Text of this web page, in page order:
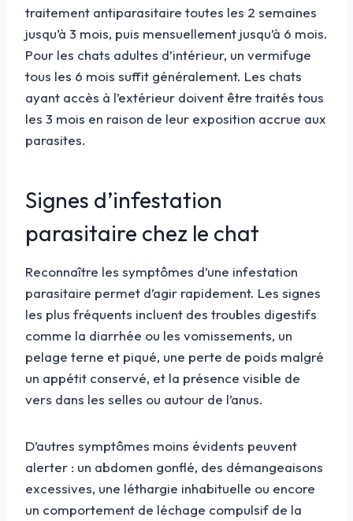
traitement antiparasitaire toutes les 2 semaines
jusqu’à 3 mois, puis mensuellement jusqu’à 6 mois.
Pour les chats adultes d’intérieur, un vermifuge
tous les 6 mois suffit généralement. Les chats
ayant accès à l’extérieur doivent être traités tous
les 3 mois en raison de leur exposition accrue aux
parasites.
Signes d’infestation
parasitaire chez le chat
Reconnaître les symptômes d’une infestation
parasitaire permet d’agir rapidement. Les signes
les plus fréquents incluent des troubles digestifs
comme la diarrhée ou les vomissements, un
pelage terne et piqué, une perte de poids malgré
un appétit conservé, et la présence visible de
vers dans les selles ou autour de l’anus.
D’autres symptômes moins évidents peuvent
alerter : un abdomen gonflé, des démangeaisons
excessives, une léthargie inhabituelle ou encore
un comportement de léchage compulsif de la